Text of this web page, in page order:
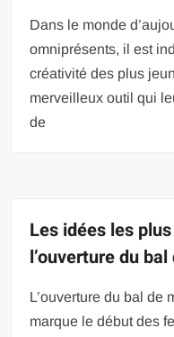
Dans le monde
omniprésents, il est
créativité des plus
merveilleux outil qui
de
Les idées les
l’ouverture du
L’ouverture du bal de
marque le début des